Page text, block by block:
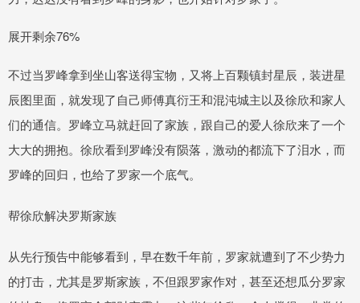
展开剩余76%
不过当罗峰拿到坐山客送得宝物，又将上百颗镇封星辰，装进星
辰图里面，就发现了自己师傅真衍王和混沌城主以及徐欣和家人
们的通信。罗峰立马就赶回了家族，跟自己的爱人徐欣来了一个
大大的拥抱。徐欣看到罗峰没有陨落，激动的都流下了泪水，而
罗峰的回归，也给了罗家一个底气。
帮徐欣解决罗斯家族
从先行预告中能够看到，早在数千年前，罗家就遭到了不少势力
的打击，尤其是罗斯家族，不但跟罗家作对，甚至还想瓜分罗家